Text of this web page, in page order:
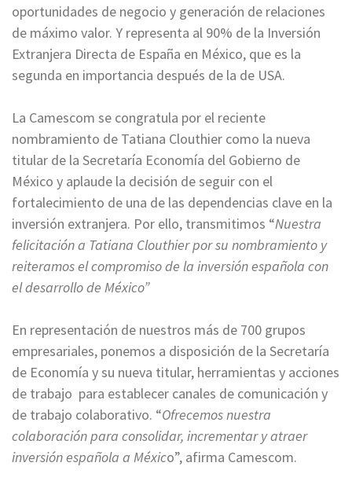
oportunidades de negocio y generación de relaciones
de máximo valor. Y representa al 90% de la Inversión
Extranjera Directa de España en México, que es la
segunda en importancia después de la de USA.
La Camescom se congratula por el reciente
nombramiento de Tatiana Clouthier como la nueva
titular de la Secretaría Economía del Gobierno de
México y aplaude la decisión de seguir con el
fortalecimiento de una de las dependencias clave en la
inversión extranjera. Por ello, transmitimos “Nuestra
felicitación a Tatiana Clouthier por su nombramiento y
reiteramos el compromiso de la inversión española con
el desarrollo de México”
En representación de nuestros más de 700 grupos
empresariales, ponemos a disposición de la Secretaría
de Economía y su nueva titular, herramientas y acciones
de trabajo para establecer canales de comunicación y
de trabajo colaborativo. “Ofrecemos nuestra
colaboración para consolidar, incrementar y atraer
inversión española a México”, afirma Camescom.